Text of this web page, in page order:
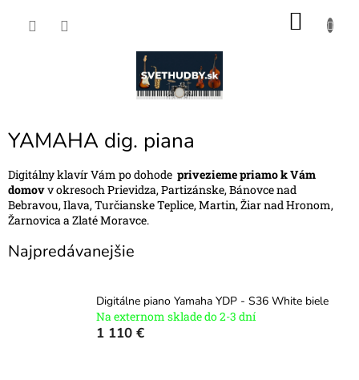
YAMAHA dig. piana
Digitálny klavír Vám po dohode privezieme priamo k Vám
domovv okresoch Prievidza, Partizánske, Bánovce nad
Bebravou, Ilava, Turčianske Teplice, Martin, Žiar nad Hronom,
Žarnovica a Zlaté Moravce.
Najpredávanejšie
Digitálne piano Yamaha YDP - S36 White biele
Na externom sklade do 2-3 dní
1 110 €